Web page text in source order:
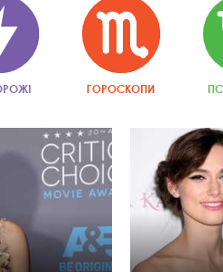
ГОРОСКОПИ